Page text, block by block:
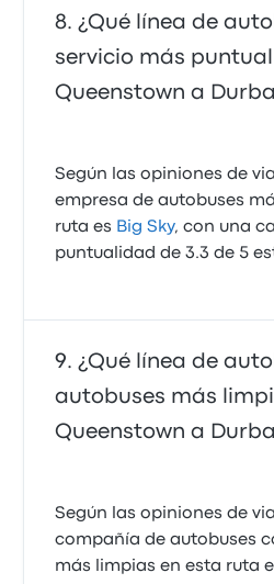
¿Qué línea de
servicio más
Queenstown a
Según las opiniones de
empresa de autobuses
ruta es Big Sky, con una
puntualidad de 3.3 de 5
¿Qué línea de
autobuses más
Queenstown a
Según las opiniones de
compañía de autobuses
más limpias en esta ruta